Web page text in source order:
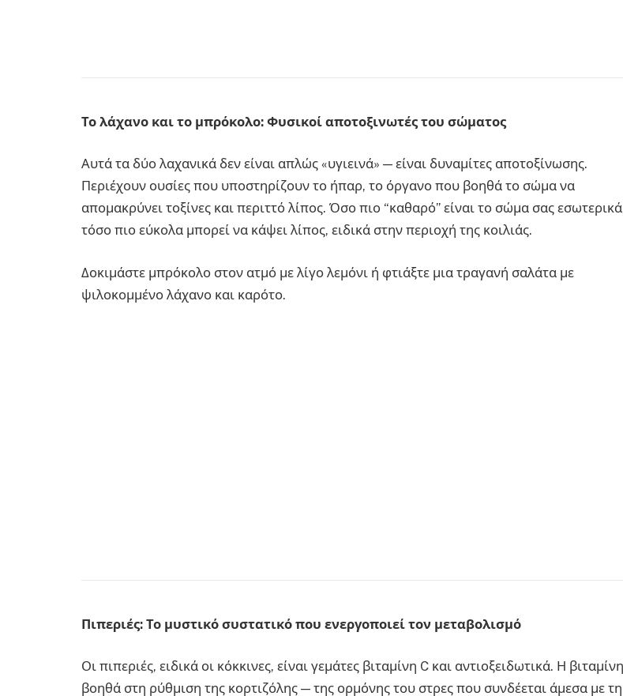
Το λάχανο και το μπρόκολο: Φυσικοί αποτοξινωτές του σώματος
Αυτά τα δύο λαχανικά δεν είναι απλώς «υγιεινά» — είναι δυναμίτες αποτοξίνωσης.
Περιέχουν ουσίες που υποστηρίζουν το ήπαρ, το όργανο που βοηθά το σώμα να
απομακρύνει τοξίνες και περιττό λίπος. Όσο πιο “καθαρό” είναι το σώμα σας
τόσο πιο εύκολα μπορεί να κάψει λίπος, ειδικά στην περιοχή της κοιλιάς.
Δοκιμάστε μπρόκολο στον ατμό με λίγο λεμόνι ή φτιάξτε μια τραγανή σαλάτα με
ψιλοκομμένο λάχανο και καρότο.
Πιπεριές: Το μυστικό συστατικό που ενεργοποιεί τον μεταβολισμό
Οι πιπεριές, ειδικά οι κόκκινες, είναι γεμάτες βιταμίνη C και αντιοξειδωτικά. Η
βοηθά στη ρύθμιση της κορτιζόλης — της ορμόνης του στρες που συνδέεται άμεσα με τη